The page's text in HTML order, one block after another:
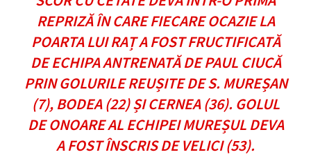
REPRIZĂ ÎN CARE FIECARE OCAZIE LA
POARTA LUI RAȚ A FOST FRUCTIFICATĂ
DE ECHIPA ANTRENATĂ DE PAUL CIUCĂ
PRIN GOLURILE REUȘITE DE S. MUREȘAN
(7), BODEA (22) ȘI CERNEA (36). GOLUL
DE ONOARE AL ECHIPEI MUREȘUL DEVA
A FOST ÎNSCRIS DE VELICI (53).